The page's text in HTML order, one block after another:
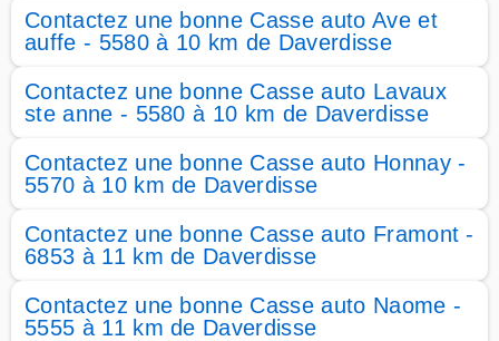
Contactez une bonne Casse auto Ave et
auffe - 5580 à 10 km de Daverdisse
Contactez une bonne Casse auto Lavaux
ste anne - 5580 à 10 km de Daverdisse
Contactez une bonne Casse auto Honnay -
5570 à 10 km de Daverdisse
Contactez une bonne Casse auto Framont -
6853 à 11 km de Daverdisse
Contactez une bonne Casse auto Naome -
5555 à 11 km de Daverdisse